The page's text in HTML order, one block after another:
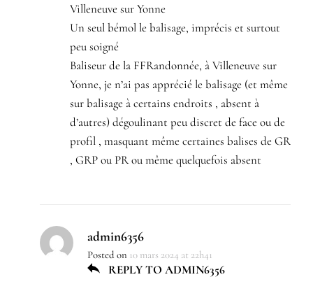
Villeneuve sur Yonne
Un seul bémol le balisage, imprécis et surtout
peu soigné
Baliseur de la FFRandonnée, à Villeneuve sur
Yonne, je n’ai pas apprécié le balisage (et même
sur balisage à certains endroits , absent à
d’autres) dégoulinant peu discret de face ou de
profil , masquant même certaines balises de GR
, GRP ou PR ou même quelquefois absent
admin6356
Posted on 10 mars 2024 at 22h41
REPLY TO ADMIN6356